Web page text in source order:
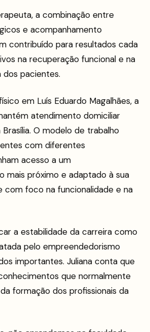
a combinação entre
e acompanhamento
contribuído para resultados cada
na recuperação funcional e na
dos pacientes.
em Luís Eduardo Magalhães, a
atendimento domiciliar
O modelo de trabalho
com diferentes
acesso a um
mais próximo e adaptado à sua
com foco na funcionalidade e na
a estabilidade da carreira como
pelo empreendedorismo
importantes. Juliana conta que
que normalmente
formação dos profissionais da